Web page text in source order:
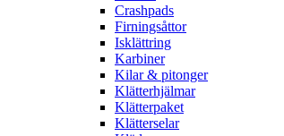
Crashpads
Firningsåttor
Isklättring
Karbiner
Kilar & pitonger
Klätterhjälmar
Klätterpaket
Klätterselar